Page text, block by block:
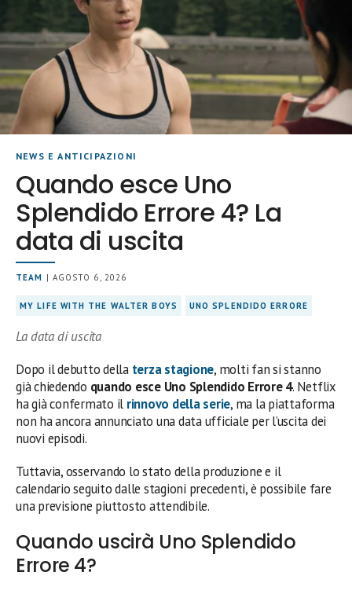
NEWS E ANTICIPAZIONI
Quando esce Uno
Splendido Errore 4? La
data di uscita
TEAM | AGOSTO 6, 2026
MY LIFE WITH THE WALTER BOYS UNO SPLENDIDO ERRORE
La data di uscita
Dopo il debutto della terza stagione, molti fan si stanno
già chiedendo quando esce Uno Splendido Errore 4. Netflix
ha già confermato il rinnovo della serie, ma la piattaforma
non ha ancora annunciato una data ufficiale per l’uscita dei
nuovi episodi.
Tuttavia, osservando lo stato della produzione e il
calendario seguito dalle stagioni precedenti, è possibile fare
una previsione piuttosto attendibile.
Quando uscirà Uno Splendido
Errore 4?